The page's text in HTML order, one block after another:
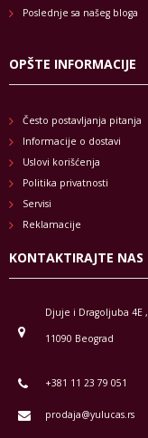
Poslednje sa našeg bloga
OPŠTE INFORMACIJE
Često postavljanja pitanja
Informacije o dostavi
Uslovi korišćenja
Politika privatnosti
Servisi
Reklamacije
KONTAKTIRAJTE NAS
Djuje i Dragoljuba 4E ,
11090 Beograd
+381 11 23 79 051
prodaja@yulucas.rs